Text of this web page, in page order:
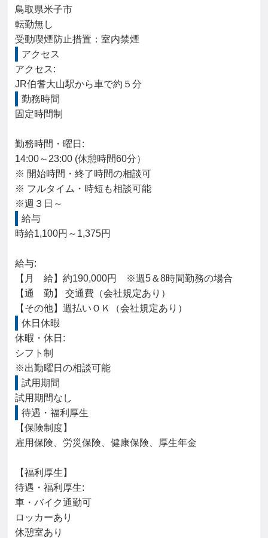
鳥取県米子市
転勤無し
受動喫煙防止措置：室内禁煙
アクセス
アクセス:
JR伯耆大山駅から車で約５分
勤務時間
固定時間制
勤務時間・曜日:
14:00～23:00 (休憩時間60分）
※ 開始時間・終了時間の相談可
※ フルタイム・時短も相談可能
※週３日～
給与
時給1,100円～1,375円
給与:
【月　給】約190,000円　※週5＆8時間勤務の場合
【通　勤】 交通費（会社規定あり）
【その他】週払いＯＫ（会社規定あり）
休日休暇
休暇・休日:
シフト制
※出勤曜日の相談可能
試用期間
試用期間なし
待遇・福利厚生
【保険制度】
雇用保険、労災保険、健康保険、厚生年金
【福利厚生】
待遇・福利厚生:
車・バイク通勤可
ロッカーあり
休憩室あり